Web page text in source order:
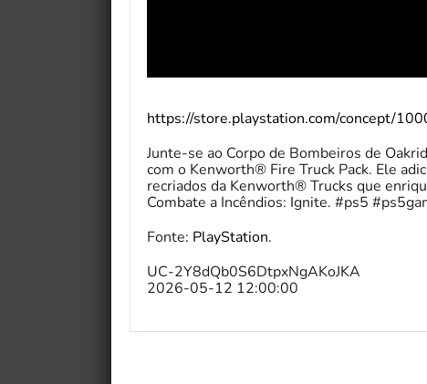
https://store.playstation.com/concept/
Junte-se ao Corpo de Bombeiros de
com o Kenworth® Fire Truck Pack. Ele
recriados da Kenworth® Trucks que
Combate a Incêndios: Ignite. #ps5
Fonte: PlayStation.
UC-2Y8dQb0S6DtpxNgAKoJKA
2026-05-12 12:00:00